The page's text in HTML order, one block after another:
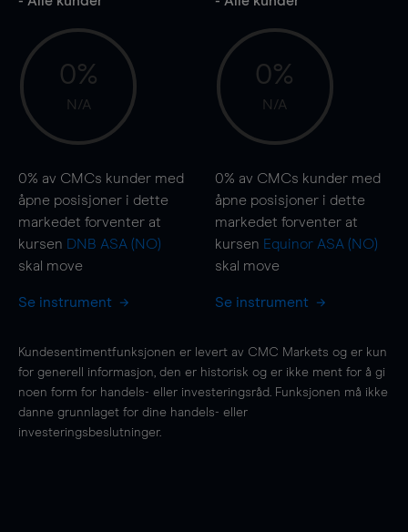
0%
N/A
0% av CMCs kunder med
åpne posisjoner i dette
markedet forventer at
kursen DNB ASA (NO)
skal move
Se instrument
0%
N/A
0% av CMCs kunder med
åpne posisjoner i dette
markedet forventer at
kursen Equinor ASA (NO)
skal move
Se instrument
Kundesentimentfunksjonen er levert av CMC Markets og er kun
for generell informasjon, den er historisk og er ikke ment for å gi
noen form for handels- eller investeringsråd. Funksjonen må ikke
danne grunnlaget for dine handels- eller
investeringsbeslutninger.